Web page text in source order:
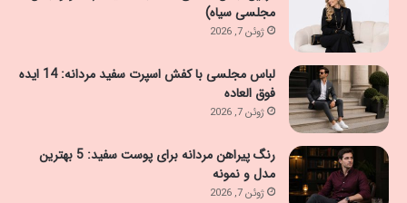
مجلسی سیاه)
ژوئن 7, 2026
لباس مجلسی با کفش اسپرت سفید مردانه: 14 ایده
فوق العاده
ژوئن 7, 2026
رنگ پیراهن مردانه برای پوست سفید: 5 بهترین
مدل و نمونه
ژوئن 7, 2026